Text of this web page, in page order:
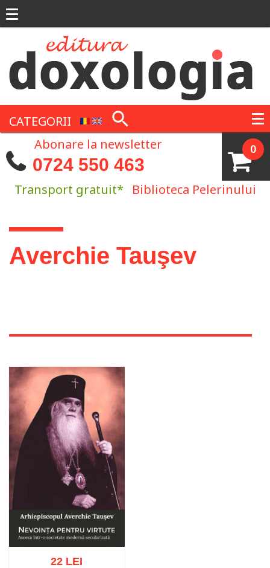
CATEGORII
0
Abonare la newsletter
0724 550 463
Transport gratuit* Biblioteca Pelerinului
Eşti aici
Averchie Tauşev
22 LEI